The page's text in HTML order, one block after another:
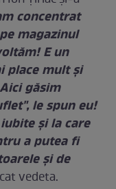
concentrat
magazinul
E un
place mult şi
găsim
le spun eu!
şi la care
a putea fi
şi de
vedeta.